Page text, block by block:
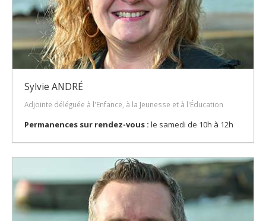
Sylvie ANDRÉ
Adjointe déléguée à l'Enfance, à la Jeunesse et à l'Éducation
Permanences sur rendez-vous : le samedi de 10h à 12h